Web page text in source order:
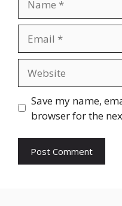
Save my name,
browser for the